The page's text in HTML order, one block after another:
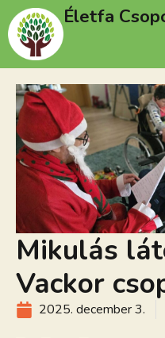
Életfa
Mikulás
Vackor
2025. december 3.